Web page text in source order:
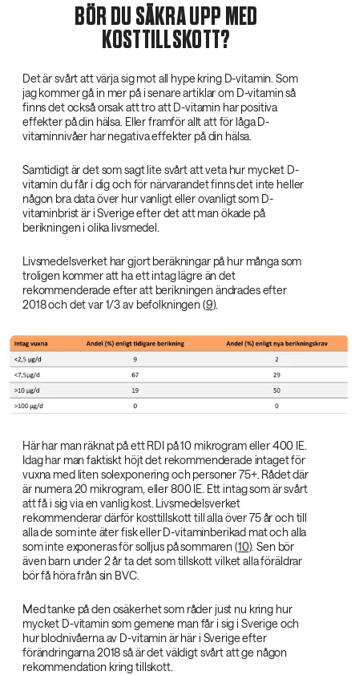
BÖR DU SÄKRA UPP MED
KOSTTILLSKOTT?
Det är svårt att värja sig mot all hype kring D-vitamin. Som
jag kommer gå in mer på i senare artiklar om D-vitamin så
finns det också orsak att tro att D-vitamin har positiva
effekter på din hälsa. Eller framför allt att för låga D-
vitaminnivåer har negativa effekter på din hälsa.
Samtidigt är det som sagt lite svårt att veta hur mycket D-
vitamin du får i dig och för närvarandet finns det inte heller
någon bra data över hur vanligt eller ovanligt som D-
vitaminbrist är i Sverige efter det att man ökade på
berikningen i olika livsmedel.
Livsmedelsverket har gjort beräkningar på hur många som
troligen kommer att ha ett intag lägre än det
rekommenderade efter att berikningen ändrades efter
2018 och det var 1/3 av befolkningen (9).
Här har man räknat på ett RDI på 10 mikrogram eller 400 IE.
Idag har man faktiskt höjt det rekommenderade intaget för
vuxna med liten solexponering och personer 75+. Rådet där
är numera 20 mikrogram, eller 800 IE. Ett intag som är svårt
att få i sig via en vanlig kost. Livsmedelsverket
rekommenderar därför kosttillskott till alla över 75 år och till
alla de som inte äter fisk eller D-vitaminberikad mat och alla
som inte exponeras för solljus på sommaren (10). Sen bör
även barn under 2 år ta det som tillskott vilket alla föräldrar
bör få höra från sin BVC.
Med tanke på den osäkerhet som råder just nu kring hur
mycket D-vitamin som gemene man får i sig i Sverige och
hur blodnivåerna av D-vitamin är här i Sverige efter
förändringarna 2018 så är det väldigt svårt att ge någon
rekommendation kring tillskott.